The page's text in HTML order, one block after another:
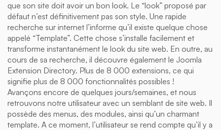
que son site doit avoir un bon look. Le “look” proposé par
défaut n’est définitivement pas son style. Une rapide
recherche sur internet l’informe qu’il existe quelque chose
appelé “Template”. Cette chose s’installe facilement et
transforme instantanément le look du site web. En outre, au
cours de sa recherche, il découvre également le Joomla
Extension Directory. Plus de 8 000 extensions, ce qui
signifie plus de 8 000 fonctionnalités possibles !
Avançons encore de quelques jours/semaines, et nous
retrouvons notre utilisateur avec un semblant de site web. Il
possède des menus, des modules, ainsi qu’un charmant
template. A ce moment, l’utilisateur se rend compte qu’il y a